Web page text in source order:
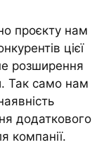
проєкту нам
цієї
розширення
Так само нам
додаткового
компанії.